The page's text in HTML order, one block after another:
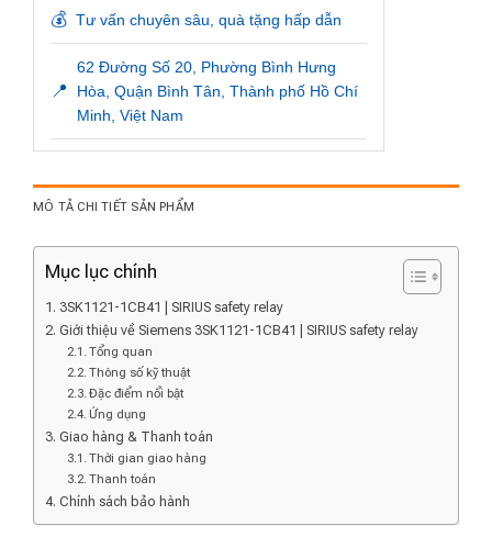
💰 Tư vấn chuyên sâu, quà tặng hấp dẫn
📍
62 Đường Số 20, Phường Bình Hưng
Hòa, Quận Bình Tân, Thành phố Hồ Chí
Minh, Việt Nam
MÔ TẢ CHI TIẾT SẢN PHẨM
Mục lục chính
3SK1121-1CB41 | SIRIUS safety relay
Giới thiệu về Siemens 3SK1121-1CB41 | SIRIUS safety relay
Tổng quan
Thông số kỹ thuật
Đặc điểm nổi bật
Ứng dụng
Giao hàng & Thanh toán
Thời gian giao hàng
Thanh toán
Chính sách bảo hành